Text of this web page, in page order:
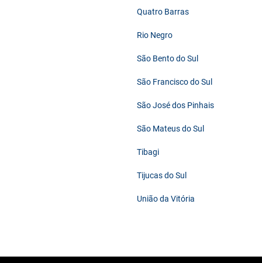
Quatro Barras
Rio Negro
São Bento do Sul
São Francisco do Sul
São José dos Pinhais
São Mateus do Sul
Tibagi
Tijucas do Sul
União da Vitória